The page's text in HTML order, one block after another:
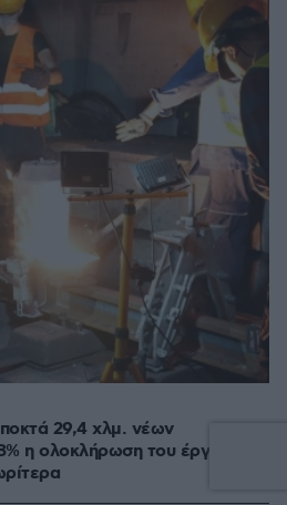
29,4 χλμ. νέων
η ολοκλήρωση του έργου που